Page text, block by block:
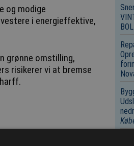
og modige
i energieffektive,
grønne omstilling,
risikerer vi at bremse